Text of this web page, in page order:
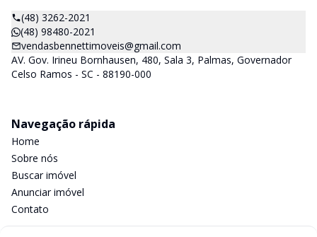
(48) 3262-2021
(48) 98480-2021
vendasbennettimoveis@gmail.com
AV. Gov. Irineu Bornhausen, 480, Sala 3, Palmas, Governador
Celso Ramos - SC - 88190-000
Navegação rápida
Home
Sobre nós
Buscar imóvel
Anunciar imóvel
Contato